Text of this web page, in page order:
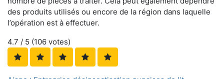
des produits utilisés ou encore de la région dans laquelle
l’opération est à effectuer.
4.7 / 5 (106 votes)